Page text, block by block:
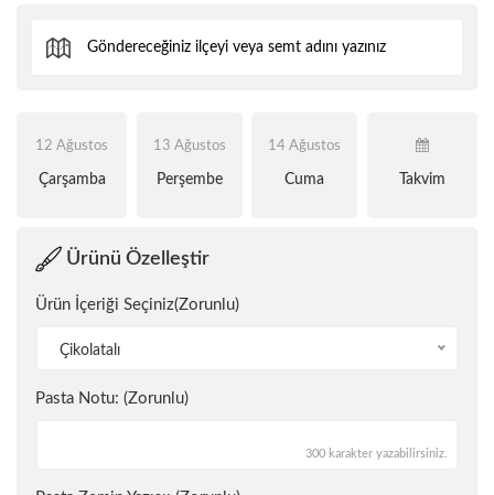
12 Ağustos
Çarşamba
13 Ağustos
Perşembe
14 Ağustos
Cuma Takvim
Ürünü Özelleştir
Ürün İçeriği Seçiniz(Zorunlu)
Çikolatalı
Pasta Notu: (Zorunlu)
300 karakter yazabilirsiniz.